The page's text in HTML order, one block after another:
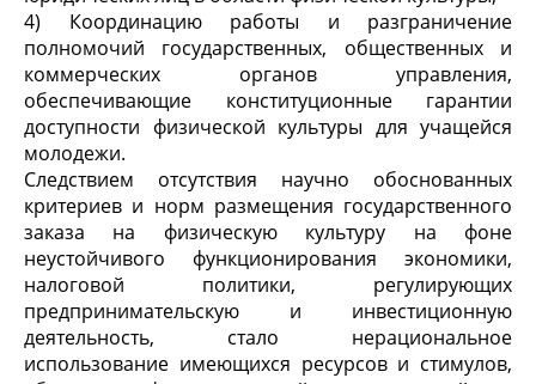
4) Координацию работы и разграничение
полномочий государственных, общественных и
коммерческих органов управления,
обеспечивающие конституционные гарантии
доступности физической культуры для учащейся
молодежи.
Следствием отсутствия научно обоснованных
критериев и норм размещения государственного
заказа на физическую культуру на фоне
неустойчивого функционирования экономики,
налоговой политики, регулирующих
предпринимательскую и инвестиционную
деятельность, стало нерациональное
использование имеющихся ресурсов и стимулов,